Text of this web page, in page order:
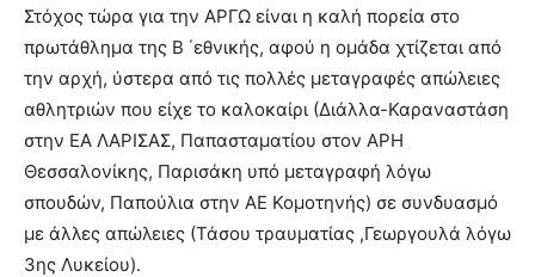
Στόχος τώρα για την ΑΡΓΩ είναι η καλή πορεία στο
πρωτάθλημα της Β ΄εθνικής, αφού η ομάδα χτίζεται από
την αρχή, ύστερα από τις πολλές μεταγραφές απώλειες
αθλητριών που είχε το καλοκαίρι (Διάλλα-Καραναστάση
στην ΕΑ ΛΑΡΙΣΑΣ, Παπασταματίου στον ΑΡΗ
Θεσσαλονίκης, Παρισάκη υπό μεταγραφή λόγω
σπουδών, Παπούλια στην ΑΕ Κομοτηνής) σε συνδυασμό
με άλλες απώλειες (Τάσου τραυματίας ,Γεωργουλά λόγω
3ης Λυκείου).